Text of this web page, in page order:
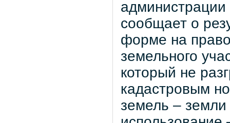
администрации
сообщает о
форме на
земельного
который не
кадастровым
земель –